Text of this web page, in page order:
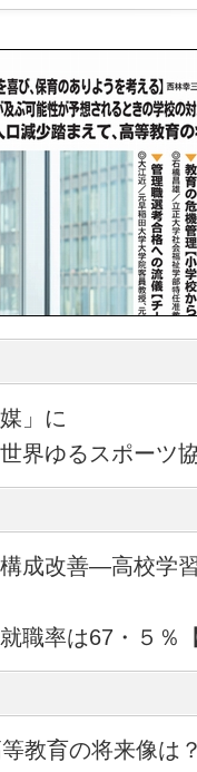
」に
世界ゆるスポー
成改善―高校学
職率は67・５％
教育の将来像は